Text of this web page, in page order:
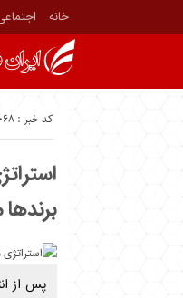
خانه
کد خبر : 1068
پس از